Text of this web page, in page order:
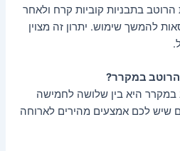
בתבניות קוביות קרח ולאחר
להמשך שימוש. יתרון זה מצוין
במקרר?
היא בין שלושה לחמישה
שיש לכם אמצעים מהירים לארוחה